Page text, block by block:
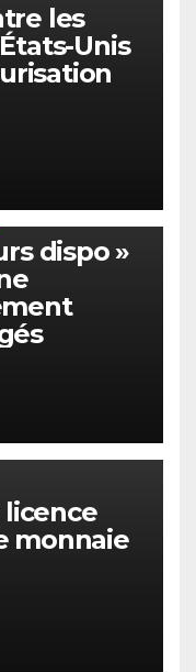
les
Unis
dispo »
monnaie